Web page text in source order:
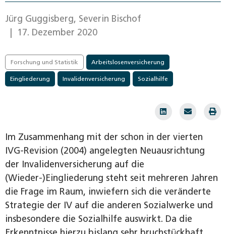
Jürg Guggisberg, Severin Bischof
| 17. Dezember 2020
Forschung und Statistik Arbeitslosenversicherung
Eingliederung Invalidenversicherung Sozialhilfe
Im Zusammenhang mit der schon in der vierten
IVG-Revision (2004) angelegten Neuausrichtung
der Invalidenversicherung auf die
(Wieder-)Eingliederung steht seit mehreren Jahren
die Frage im Raum, inwiefern sich die veränderte
Strategie der IV auf die anderen Sozialwerke und
insbesondere die Sozialhilfe auswirkt. Da die